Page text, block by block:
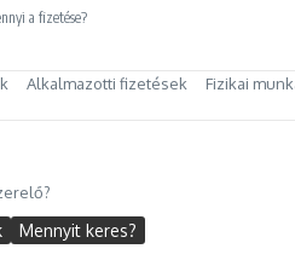
a fizetése?
Alkalmazotti fizetések Fizikai
Mennyit keres?